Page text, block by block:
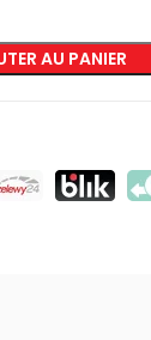
AU PANIER